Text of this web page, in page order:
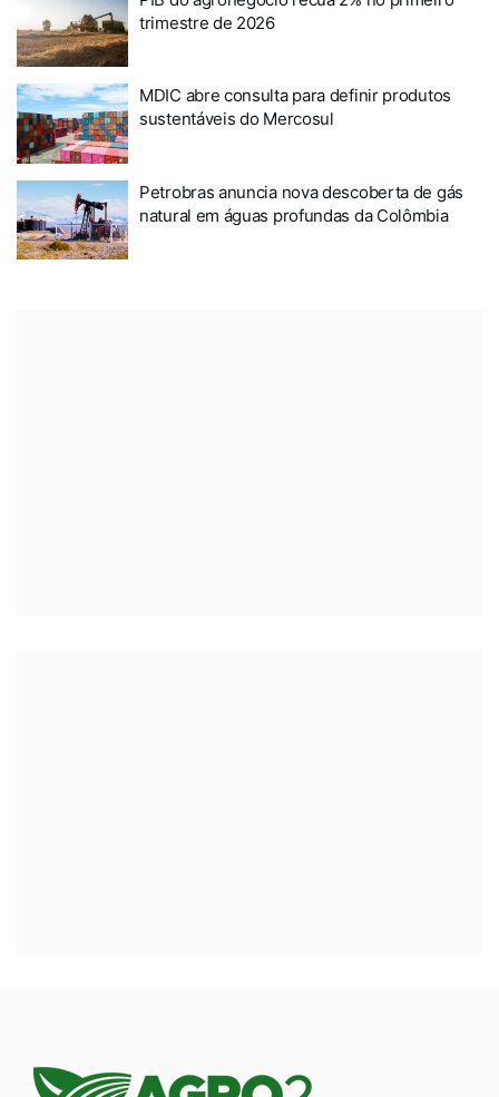
trimestre de 2026
MDIC abre consulta para definir produtos
sustentáveis do Mercosul
Petrobras anuncia nova descoberta de gás
natural em águas profundas da Colômbia